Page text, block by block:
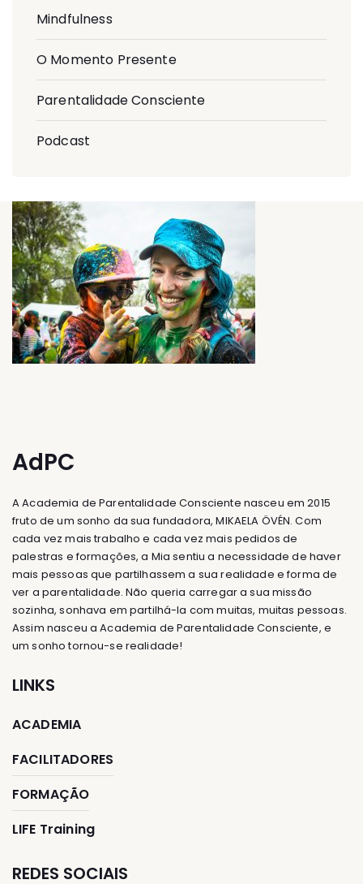
Mindfulness
O Momento Presente
Parentalidade Consciente
Podcast
AdPC
A Academia de Parentalidade Consciente nasceu em 2015
fruto de um sonho da sua fundadora, MIKAELA ÖVÉN. Com
cada vez mais trabalho e cada vez mais pedidos de
palestras e formações, a Mia sentiu a necessidade de haver
mais pessoas que partilhassem a sua realidade e forma de
ver a parentalidade. Não queria carregar a sua missão
sozinha, sonhava em partilhá-la com muitas, muitas pessoas.
Assim nasceu a Academia de Parentalidade Consciente, e
um sonho tornou-se realidade!
LINKS
ACADEMIA
FACILITADORES
FORMAÇÃO
LIFE Training
REDES SOCIAIS